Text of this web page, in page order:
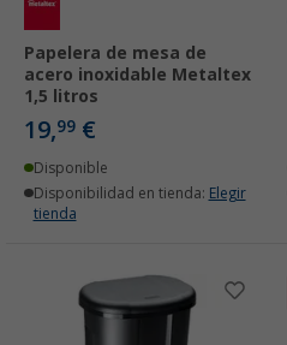
Papelera de mesa de
acero inoxidable Metaltex
1,5 litros
19,99 €
Disponible
Disponibilidad en tienda: Elegir
tienda